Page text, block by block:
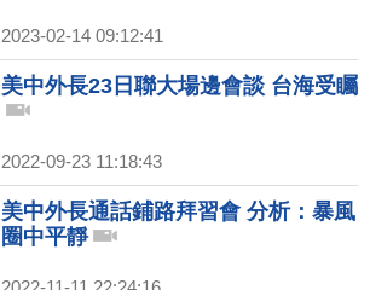
2023-02-14 09:12:41
美中外長23日聯大場邊會談 台海受矚
2022-09-23 11:18:43
美中外長通話鋪路拜習會 分析：暴風
圈中平靜